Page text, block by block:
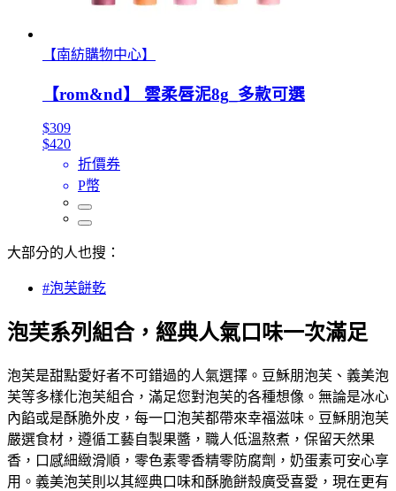
【南紡購物中心】
【rom&nd】 雲柔唇泥8g_多款可選
$309
$420
折價券
P幣
大部分的人也搜：
#泡芙餅乾
泡芙系列組合，經典人氣口味一次滿足
泡芙是甜點愛好者不可錯過的人氣選擇。豆穌朋泡芙、義美泡
芙等多樣化泡芙組合，滿足您對泡芙的各種想像。無論是冰心
內餡或是酥脆外皮，每一口泡芙都帶來幸福滋味。豆穌朋泡芙
嚴選食材，遵循工藝自製果醬，職人低溫熬煮，保留天然果
香，口感細緻滑順，零色素零香精零防腐劑，奶蛋素可安心享
用。義美泡芙則以其經典口味和酥脆餅殼廣受喜愛，現在更有